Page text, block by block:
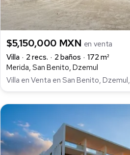
$5,150,000 MXN en venta
Villa
2 recs. 2 baños
172 m²
Merida, San Benito, Dzemul
Villa en Venta en San Benito,